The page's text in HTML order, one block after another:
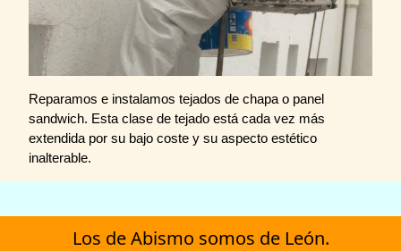
Reparamos e instalamos tejados de chapa o panel
sandwich. Esta clase de tejado está cada vez más
extendida por su bajo coste y su aspecto estético
inalterable.
Los de Abismo somos de León.